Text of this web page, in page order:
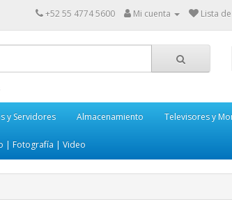
+52 55 4774 5600 Mi cuenta Lista
y Servidores Almacenamiento Televisores y
| Fotografía | Video